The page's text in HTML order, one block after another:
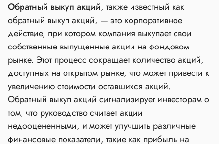
Обратный выкуп акций, также известный как
обратный выкуп акций, — это корпоративное
действие, при котором компания выкупает свои
собственные выпущенные акции на фондовом
рынке. Этот процесс сокращает количество акций,
доступных на открытом рынке, что может привести к
увеличению стоимости оставшихся акций.
Обратный выкуп акций сигнализирует инвесторам о
том, что руководство считает акции
недооцененными, и может улучшить различные
финансовые показатели, такие как прибыль на